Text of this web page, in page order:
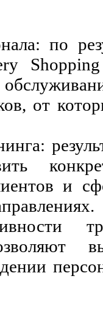
по
от
и